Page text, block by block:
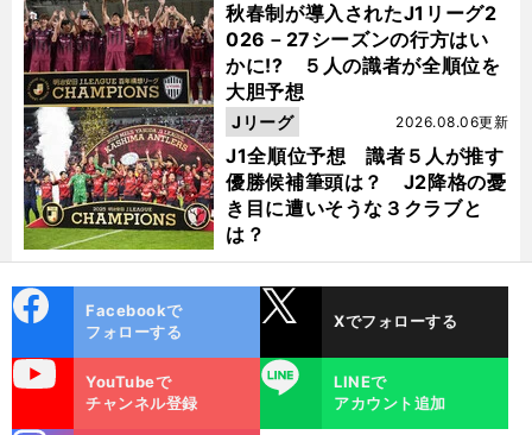
秋春制が導入されたJ1リーグ2
026－27シーズンの行方はい
かに!? ５人の識者が全順位を
大胆予想
J1全順位予想 識者５人が推す
優勝候補筆頭は？ J2降格の憂
き目に遭いそうな３クラブと
は？
2026.08.06更新
Jリーグ
ok
Facebookで
フォローする
Xでフォローする
YouTubeで
チャンネル登録
LINE
LINEで
アカウント追加